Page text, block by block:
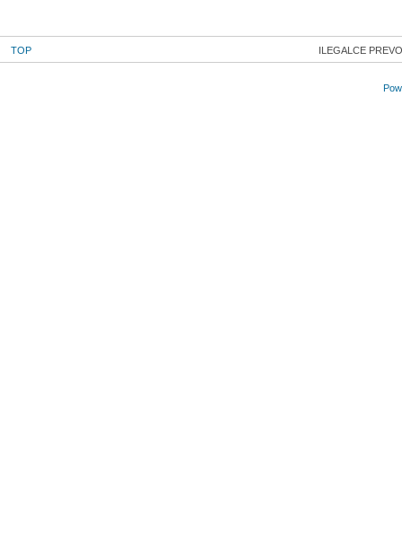
ILEGALCE
TOP